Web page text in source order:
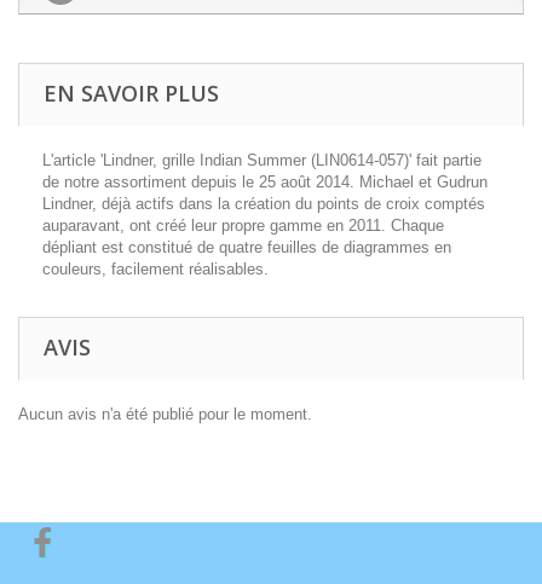
EN SAVOIR PLUS
L'article 'Lindner, grille Indian Summer (LIN0614-057)' fait partie
de notre assortiment depuis le 25 août 2014. Michael et Gudrun
Lindner, déjà actifs dans la création du points de croix comptés
auparavant, ont créé leur propre gamme en 2011. Chaque
dépliant est constitué de quatre feuilles de diagrammes en
couleurs, facilement réalisables.
AVIS
Aucun avis n'a été publié pour le moment.